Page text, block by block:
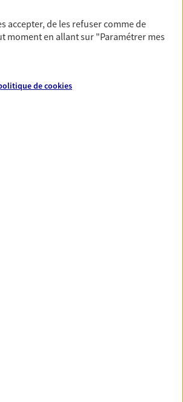
assurez-vous avec notre
temporaire totale de travail,
accepter, de les refuser comme de
moment en allant sur "Paramétrer mes
decookies